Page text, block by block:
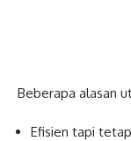
Beberapa alasan
Efisien tapi